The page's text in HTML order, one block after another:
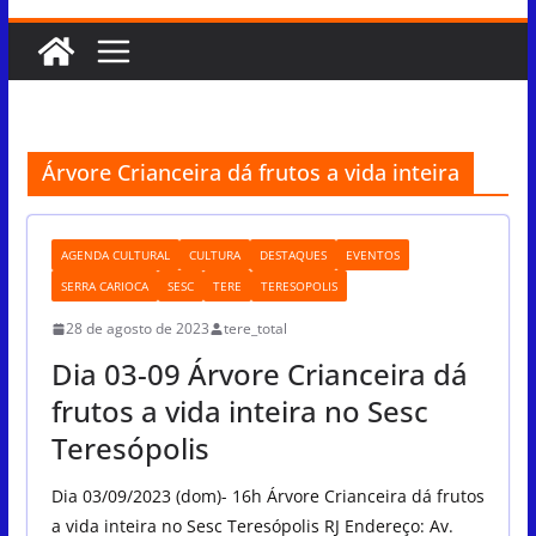
Árvore Crianceira dá frutos a vida inteira
AGENDA CULTURAL CULTURA DESTAQUES
EVENTOS
SERRA CARIOCA
SESC TERE TERESOPOLIS
28 de agosto de 2023 tere_total
Dia 03-09 Árvore Crianceira dá
frutos a vida inteira no Sesc
Teresópolis
Dia 03/09/2023 (dom)- 16h Árvore Crianceira dá frutos
a vida inteira no Sesc Teresópolis RJ Endereço: Av.